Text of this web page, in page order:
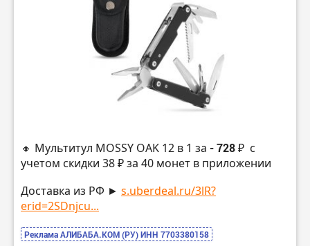
🔸 Мультитул MOSSY OAK 12 в 1 за - 728 ₽ с
учетом скидки 38 ₽ за 40 монет в приложении
Доставка из РФ ► s.uberdeal.ru/3lR?
erid=2SDnjcu...
Реклама АЛИБАБА.КОМ (РУ) ИНН 7703380158